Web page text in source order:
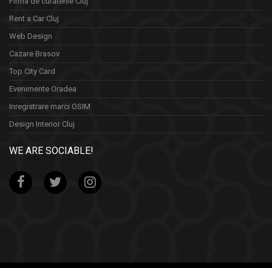
Rent a Car Cluj
Web Design
Cazare Brasov
Top City Card
Evenimente Oradea
Inregistrare marci OSIM
Design Interior Cluj
WE ARE SOCIABLE!